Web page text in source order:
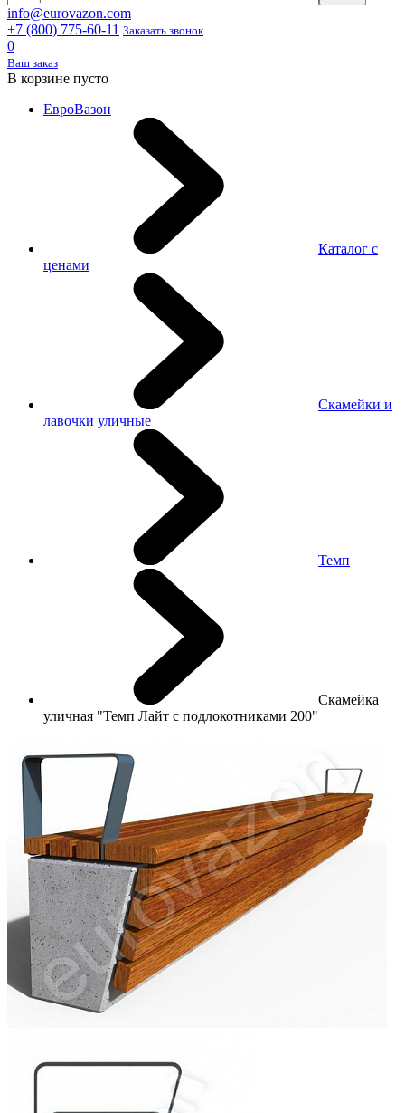
info@eurovazon.com
+7 (800) 775-60-11 Заказать звонок
0
Ваш заказ
В корзине пусто
ЕвроВазон
Каталог с
ценами
Скамейки и
лавочки уличные
Темп
Скамейка
уличная "Темп Лайт с подлокотниками 200"